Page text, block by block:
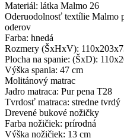
Materiál: látka Malmo 26
Oderuodolnosť textílie Malmo
oderov
Farba: hnedá
Rozmery (ŠxHxV):
Plocha na spanie: (ŠxD):
Výška spania: 47 cm
Molitánový matrac
Jadro matraca: Pur pena T28
Tvrdosť matraca: stredne tvrdý
Drevené bukové nožičky
Farba nožičiek: prírodná
Výška nožičiek: 13 cm